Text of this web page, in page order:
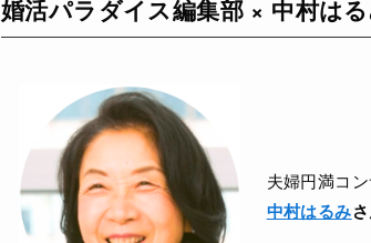
婚活パラダイス編集部 × 中村は
夫婦円満コ
中村はるみ